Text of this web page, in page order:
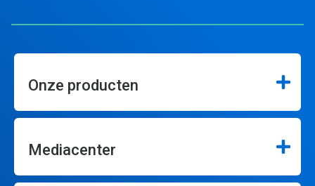
Onze producten
Mediacenter